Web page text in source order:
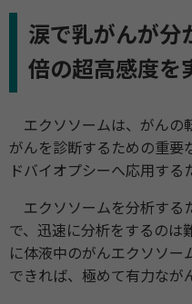
涙で乳がんが
倍の超⾼感度を
エクソソームは、がんの
がんを診断するための重要
ドバイオプシーへ応⽤する
エクソソームを分析する
で、迅速に分析をするのは
に体液中のがんエクソソー
できれば、極めて有⼒なが